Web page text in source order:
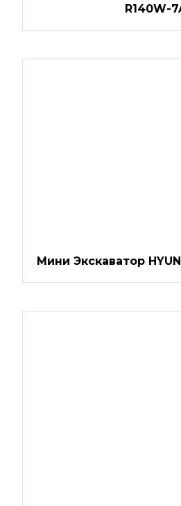
R140W-
Мини Экскаватор